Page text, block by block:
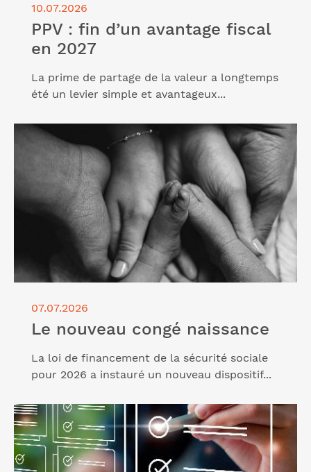
10.07.2026
PPV : fin d’un avantage fiscal
en 2027
La prime de partage de la valeur a longtemps
été un levier simple et avantageux...
07.07.2026
Le nouveau congé naissance
La loi de financement de la sécurité sociale
pour 2026 a instauré un nouveau dispositif...
Lire l'article "Le nouveau congé naissance"
Lire l'article "E-reporting : tout comprendre à cette
nouvelle obligation"